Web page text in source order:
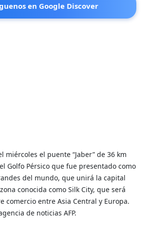
en Google Discover
miércoles el puente “Jaber” de 36 km
Golfo Pérsico que fue presentado como
del mundo, que unirá la capital
conocida como Silk City, que será
comercio entre Asia Central y Europa.
de noticias AFP.